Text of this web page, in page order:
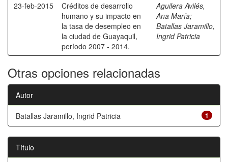
23-feb-2015
Créditos de desarrollo
humano y su impacto en
la tasa de desempleo en
la ciudad de Guayaquil,
período 2007 - 2014.
Aguilera Avilés,
Ana María;
Batallas Jaramillo,
Ingrid Patricia
Otras opciones relacionadas
Autor
1
Batallas Jaramillo, Ingrid Patricia
Título